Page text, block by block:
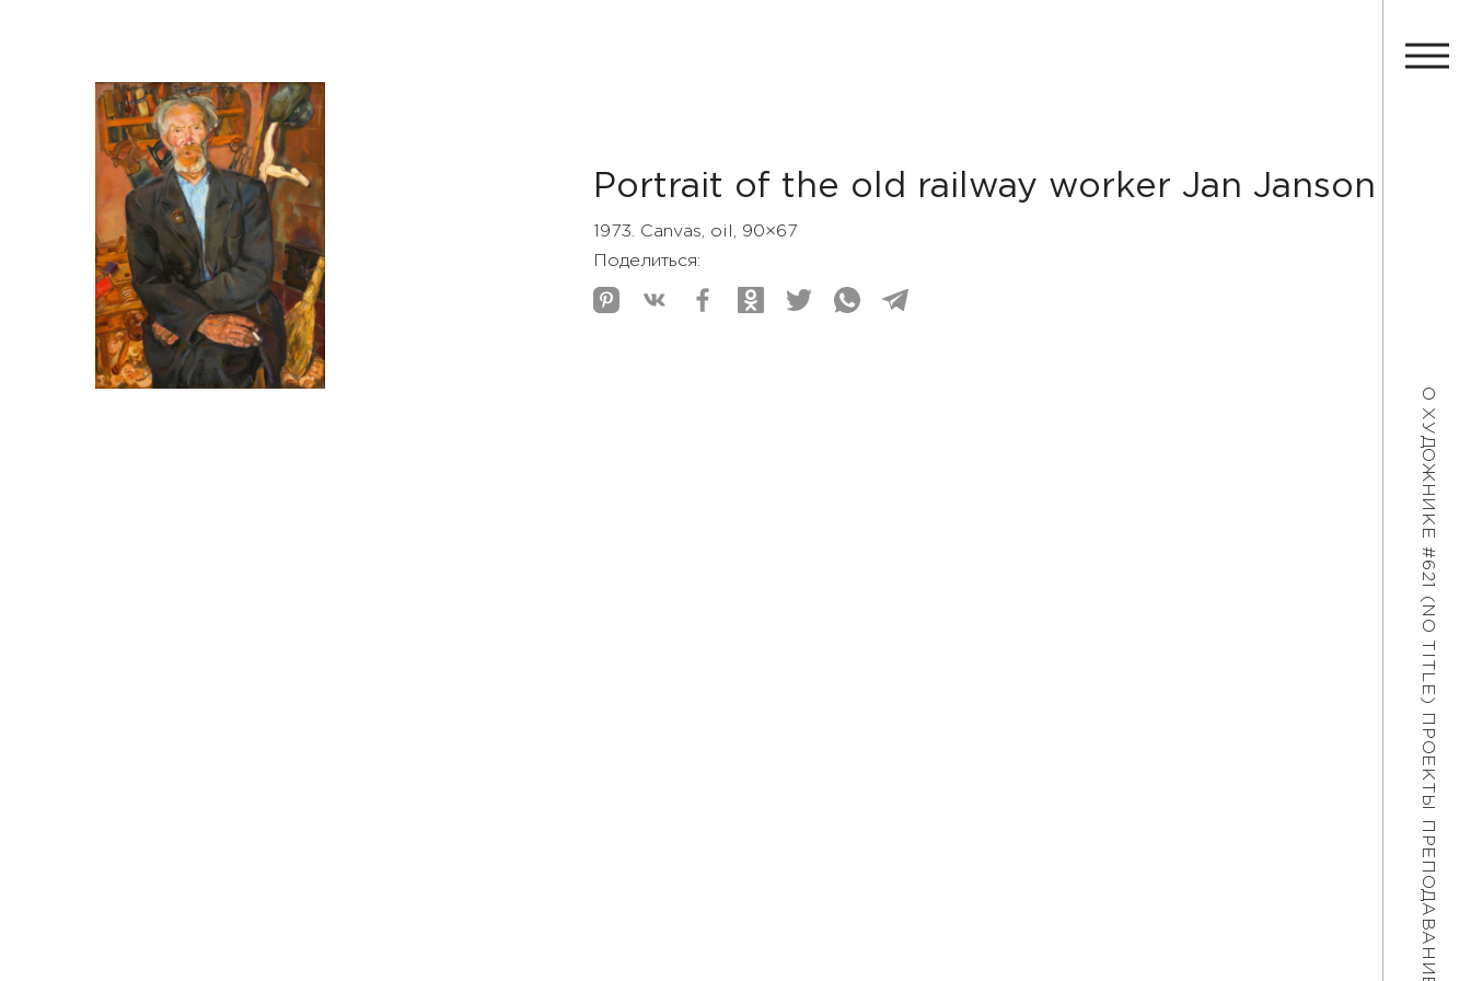
О ХУДОЖНИКЕ
#621 (NO TITLE)
ПРОЕКТЫ
ПРЕПОДАВАНИЕ
Portrait of the old railway worker Jan Janson
1973. Canvas, oil, 90×67
Поделиться: